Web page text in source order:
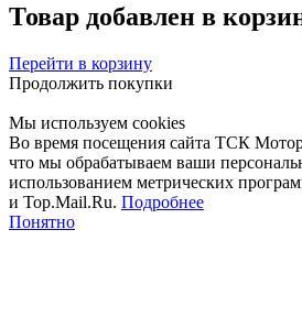
Товар добавлен в
Перейти в корзину
Продолжить покупки
Мы используем cookies
Во время посещения сайта ТСК Мотор
что мы обрабатываем ваши
использованием метрических
и Top.Mail.Ru. Подробнее
Понятно